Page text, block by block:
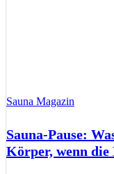
Sauna Magazin
Sauna-Pause:
Körper, wenn